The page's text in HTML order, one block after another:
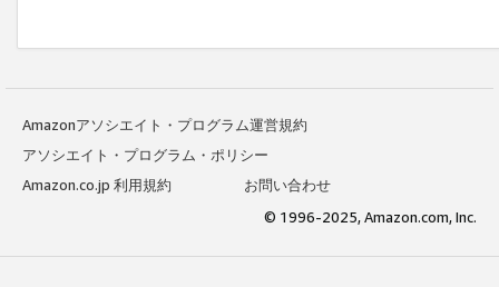
Amazonアソシエイト・プログラム運営規約
アソシエイト・プログラム・ポリシー
Amazon.co.jp 利用規約
お問い合わせ
© 1996-2025, Amazon.com, Inc.